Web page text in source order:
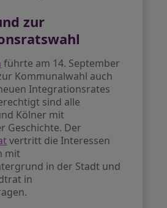
zur
führte am 14. September
Kommunalwahl auch
Integrationsrates
sind alle
Kölner mit
Geschichte. Der
vertritt die Interessen
mit
in der Stadt und
in